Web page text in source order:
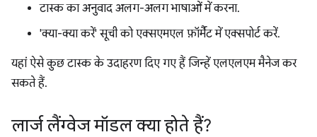
टास्क का अनुवाद अलग-अलग भाषाओं में करना.
'क्या-क्या करें' सूची को एक्सएमएल फ़ॉर्मैट में एक्सपोर्ट करें.
यहां ऐसे कुछ टास्क के उदाहरण दिए गए हैं जिन्हें एलएलएम मैनेज कर
सकते हैं.
लार्ज लैंग्वेज मॉडल क्या होते हैं?